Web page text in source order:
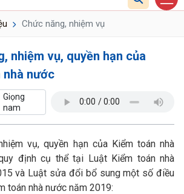
Chức năng, nhiệm vụ
nhiệm vụ, quyền hạn của
nhà nước
vụ, quyền hạn của Kiểm toán nhà
định cụ thể tại Luật Kiểm toán nhà
và Luật sửa đổi bổ sung một số điều
toán nhà nước năm 2019: